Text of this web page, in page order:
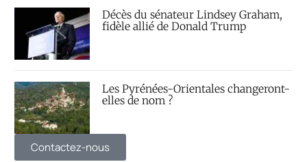
Décès du sénateur Lindsey Graham,
fidèle allié de Donald Trump
Les Pyrénées-Orientales changeront-
elles de nom ?
Contactez-nous